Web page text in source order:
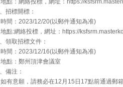
點：網絡投標，網址：https://
招標開標：
間：2023/12/20(以郵件通知為准)
點:網絡投標，網址：https://
領取招標文件：
間：2023/12/16(以郵件通知為准)
點：鄭州頂津會議室
備注：
有意願，請務必在12月15日17點前通過郵